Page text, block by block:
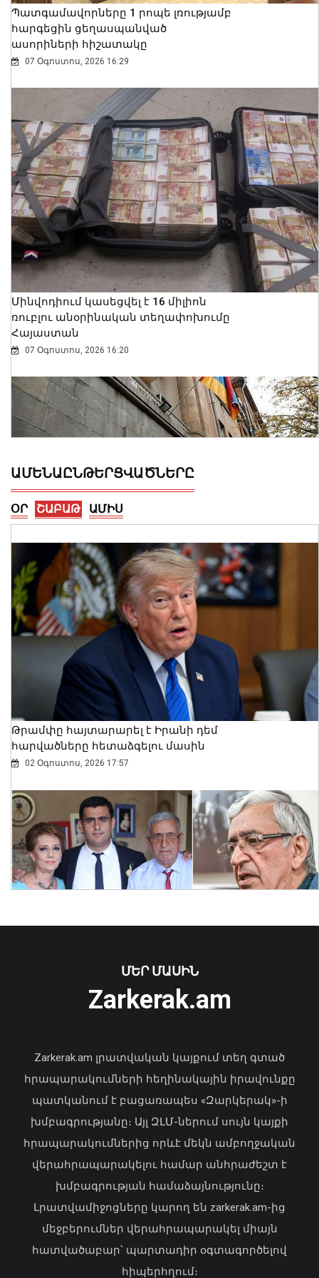
Պատգամավորները 1 րոպե լռությամբ
հարգեցին ցեղասպանված
ասորիների հիշատակը
07 Օգոստոս, 2026 16:29
Մինվոդիում կասեցվել է 16 միլիոն
ռուբլու անօրինական տեղափոխումը
Հայաստան
07 Օգոստոս, 2026 16:20
2026-ի առաջին կիսամյակում
բարելավվել են հարկային
կարգապահության ցուցանիշները.
ՊԵԿ
07 Օգոստոս, 2026 16:08
Դիլիջանում աշակերտների և
ուսանողների համար
ներհամայնքային տրանսպորտը
Գայի պողոտայում բախվել են Hongqi-ն
մահացել է
07 Օգոստոս, 2026 15:45
ԱՄԵՆԱԸՆԹԵՐՑՎԱԾՆԵՐԸ
ՕՐ ՇԱԲԱԹ ԱՄԻՍ
Թրամփը հայտարարել է Իրանի դեմ
հարվածները հետաձգելու մասին
02 Օգոստոս, 2026 17:57
«Պարտվեցինք դաժան հիվանդության
04 Օգոստոս, 2026 19:12
ՄԵՐ ՄԱՍԻՆ
Zarkerak.am
Zarkerak.am լրատվական կայքում տեղ գտած
հրապարակումների հեղինակային իրավունքը
պատկանում է բացառապես «Զարկերակ»-ի
խմբագրությանը։ Այլ ԶԼՄ-ներում սույն կայքի
հրապարակումներից որևէ մեկն ամբողջական
վերահրապարակելու համար անհրաժեշտ է
խմբագրության համաձայնությունը։
Լրատվամիջոցները կարող են zarkerak.am-ից
մեջբերումներ վերահրապարակել միայն
հատվածաբար՝ պարտադիր օգտագործելով
հիպերհղում։